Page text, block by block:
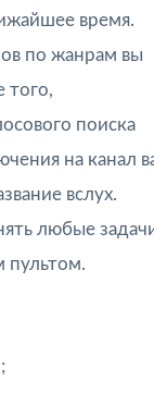
время.
по жанрам вы
того,
поиска
на канал
вслух.
любые
пультом.